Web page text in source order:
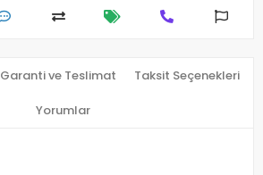
Garanti ve Teslimat Taksit Seçenekleri
Yorumlar